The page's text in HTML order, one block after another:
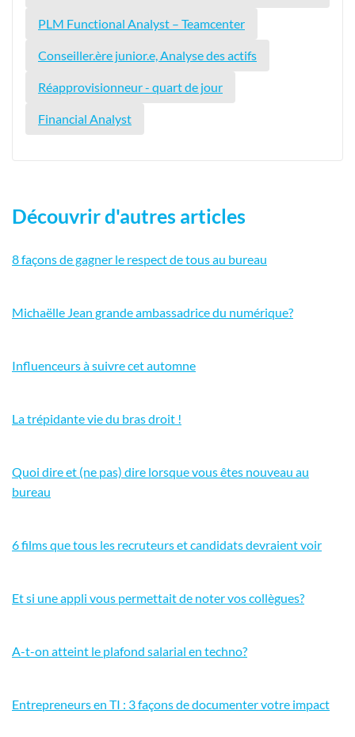
PLM Functional Analyst – Teamcenter
Conseiller.ère junior.e, Analyse des actifs
Réapprovisionneur - quart de jour
Financial Analyst
Découvrir d'autres articles
8 façons de gagner le respect de tous au bureau
Michaëlle Jean grande ambassadrice du numérique?
Influenceurs à suivre cet automne
La trépidante vie du bras droit !
Quoi dire et (ne pas) dire lorsque vous êtes nouveau au
bureau
6 films que tous les recruteurs et candidats devraient voir
Et si une appli vous permettait de noter vos collègues?
A-t-on atteint le plafond salarial en techno?
Entrepreneurs en TI : 3 façons de documenter votre impact